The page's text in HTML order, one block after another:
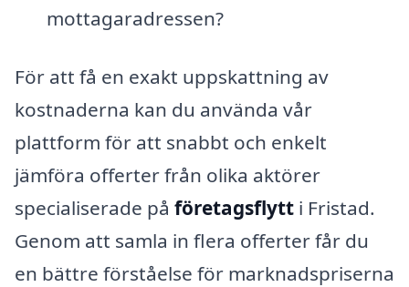
mottagaradressen?
För att få en exakt uppskattning av
kostnaderna kan du använda vår
plattform för att snabbt och enkelt
jämföra offerter från olika aktörer
specialiserade på företagsflytt i Fristad.
Genom att samla in flera offerter får du
en bättre förståelse för marknadspriserna